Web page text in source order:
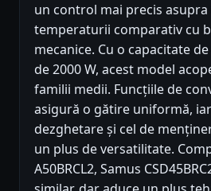
un control mai precis
temperaturii comparativ cu
mecanice. Cu o capacitate
de 2000 W, acest model
familii medii. Funcțiile de
asigură o gătire uniformă,
dezghetare și cel de
un plus de versatilitate.
A50BRCL2, Samus